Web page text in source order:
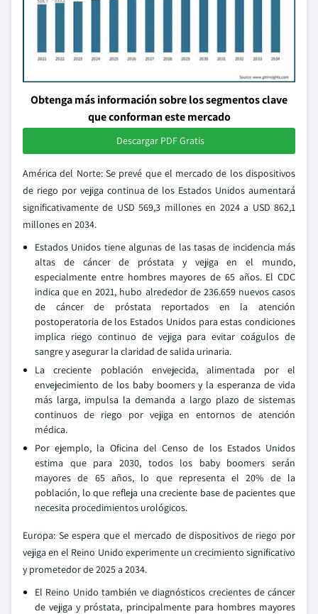
Obtenga más información sobre los segmentos clave
que conforman este mercado
Descargar PDF Gratis
América del Norte: Se prevé que el mercado de los dispositivos
de riego por vejiga continua de los Estados Unidos aumentará
significativamente de USD 569,3 millones en 2024 a USD 862,1
millones en 2034.
Estados Unidos tiene algunas de las tasas de incidencia más
altas de cáncer de próstata y vejiga en el mundo,
especialmente entre hombres mayores de 65 años. El CDC
indica que en 2021, hubo alrededor de 236.659 nuevos casos
de cáncer de próstata reportados en la atención
postoperatoria de los Estados Unidos para estas condiciones
implica riego continuo de vejiga para evitar coágulos de
sangre y asegurar la claridad de salida urinaria.
La creciente población envejecida, alimentada por el
envejecimiento de los baby boomers y la esperanza de vida
más larga, impulsa la demanda a largo plazo de sistemas
continuos de riego por vejiga en entornos de atención
médica.
Por ejemplo, la Oficina del Censo de los Estados Unidos
estima que para 2030, todos los baby boomers serán
mayores de 65 años, lo que representa el 20% de la
población, lo que refleja una creciente base de pacientes que
necesita procedimientos urológicos.
Europa: Se espera que el mercado de dispositivos de riego por
vejiga en el Reino Unido experimente un crecimiento significativo
y prometedor de 2025 a 2034.
El Reino Unido también ve diagnósticos crecientes de cáncer
de vejiga y próstata, principalmente para hombres mayores